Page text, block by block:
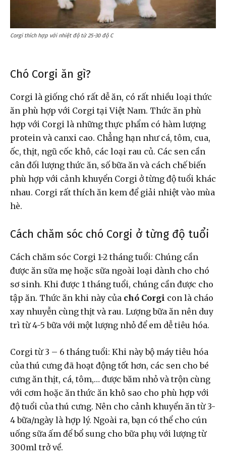
Corgi thích hợp với nhiệt độ từ 25-30 độ C
Chó Corgi ăn gì?
Corgi là giống chó rất dễ ăn, có rất nhiều loại thức
ăn phù hợp với Corgi tại Việt Nam. Thức ăn phù
hợp với Corgi là những thực phẩm có hàm lượng
protein và canxi cao. Chẳng hạn như cá, tôm, cua,
ốc, thịt, ngũ cốc khô, các loại rau củ. Các sen cần
cân đối lượng thức ăn, số bữa ăn và cách chế biến
phù hợp với cảnh khuyển Corgi ở từng độ tuổi khác
nhau. Corgi rất thích ăn kem để giải nhiệt vào mùa
hè.
Cách chăm sóc chó Corgi ở từng độ tuổi
Cách chăm sóc Corgi 1-2 tháng tuổi: Chúng cần
được ăn sữa mẹ hoặc sữa ngoài loại dành cho chó
sơ sinh. Khi được 1 tháng tuổi, chúng cần được cho
tập ăn. Thức ăn khi này của chó Corgi con là cháo
xay nhuyễn cùng thịt và rau. Lượng bữa ăn nên duy
trì từ 4-5 bữa với một lượng nhỏ để em dễ tiêu hóa.
Corgi từ 3 – 6 tháng tuổi: Khi này bộ máy tiêu hóa
của thú cưng đã hoạt động tốt hơn, các sen cho bé
cưng ăn thịt, cá, tôm,… được băm nhỏ và trộn cùng
với cơm hoặc ăn thức ăn khô sao cho phù hợp với
độ tuổi của thú cưng. Nên cho cảnh khuyển ăn từ 3-
4 bữa/ngày là hợp lý. Ngoài ra, bạn có thể cho cún
uống sữa ấm để bổ sung cho bữa phụ với lượng từ
300ml trở về.